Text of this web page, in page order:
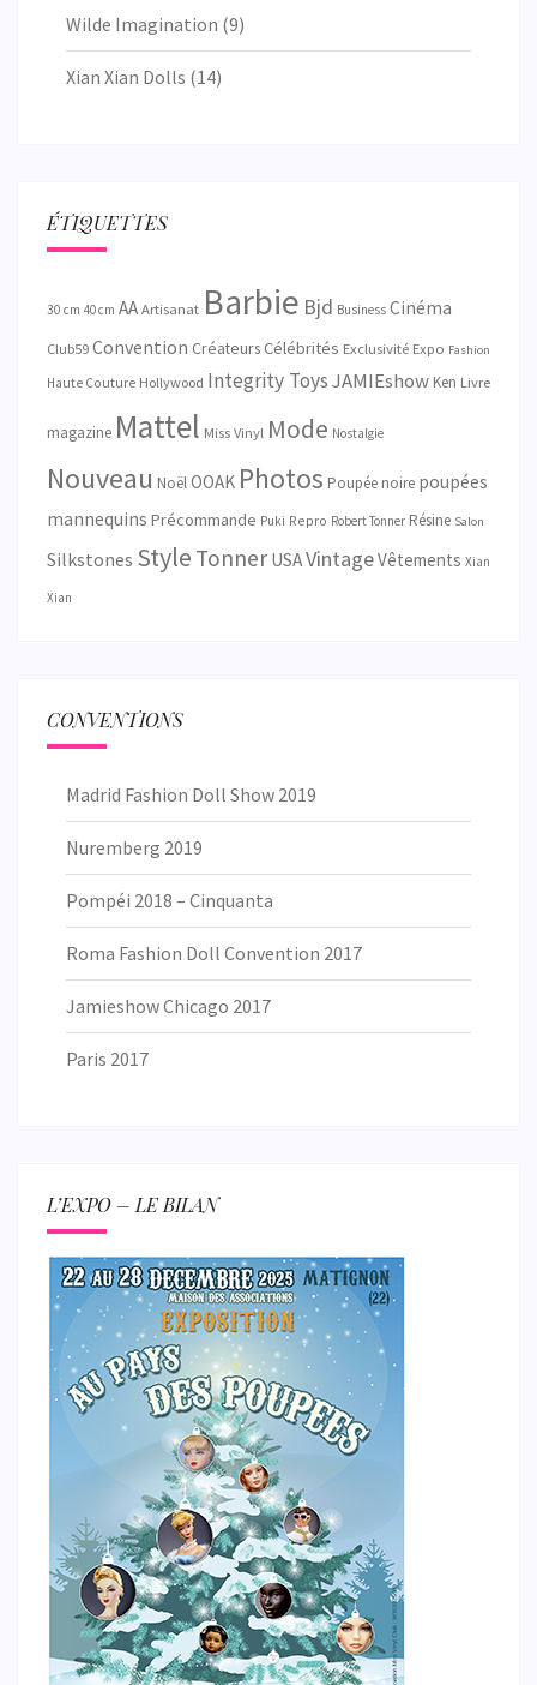
Wilde Imagination (9)
Xian Xian Dolls (14)
ÉTIQUETTES
30 cm 40 cm AA Artisanat Barbie Bjd Business Cinéma
Club59 Convention CréateursCélébrités Exclusivité Expo Fashion
Haute Couture Hollywood Integrity ToysJAMIEshow Ken Livre
magazine Mattel Miss Vinyl Mode Nostalgie
Nouveau NoëlOOAK Photos Poupée noire poupées
mannequins Précommande Puki Repro Robert Tonner Résine Salon
Silkstones Style Tonner USAVintageVêtements Xian
Xian
CONVENTIONS
Madrid Fashion Doll Show 2019
Nuremberg 2019
Pompéi 2018 – Cinquanta
Roma Fashion Doll Convention 2017
Jamieshow Chicago 2017
Paris 2017
L’EXPO – LE BILAN